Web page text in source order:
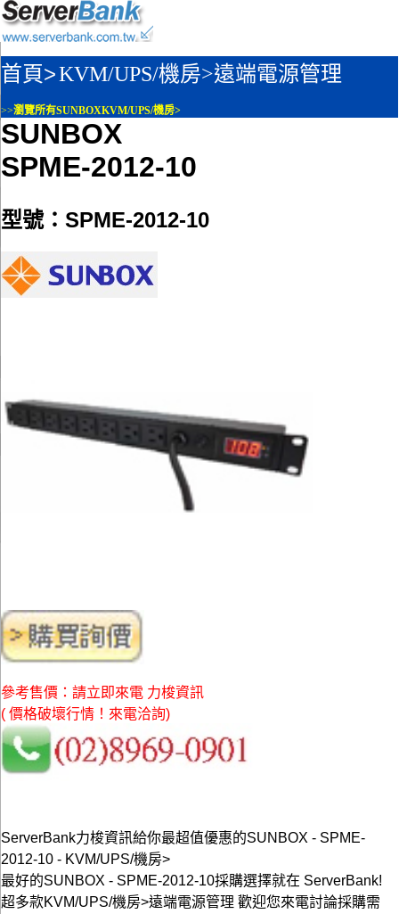
首頁>KVM/UPS/機房>遠端電源管理
>>瀏覽所有SUNBOXKVM/UPS/機房>
SUNBOX
SPME-2012-10
型號：SPME-2012-10
參考售價：請立即來電 力梭資訊
( 價格破壞行情！來電洽詢)
ServerBank力梭資訊給你最超值優惠的SUNBOX - SPME-
2012-10 - KVM/UPS/機房>
最好的SUNBOX - SPME-2012-10採購選擇就在 ServerBank!
超多款KVM/UPS/機房>遠端電源管理 歡迎您來電討論採購需